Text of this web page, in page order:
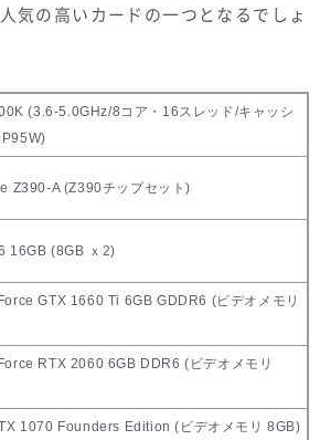
気の高いカードの一つとなるでしょ
(3.6-5.0GHz/8コア・16スレッド/キャッシ
Z390-A (Z390チップセット)
16GB (8GB ｘ2)
GTX 1660 Ti 6GB GDDR6 (ビデオメモリ
RTX 2060 6GB DDR6 (ビデオメモリ
1070 Founders Edition (ビデオメモリ 8GB)